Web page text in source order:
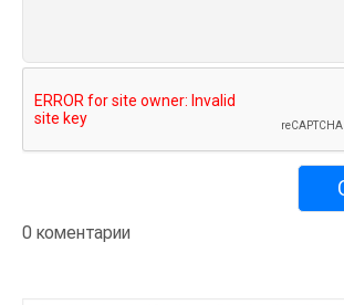
0 коментарии